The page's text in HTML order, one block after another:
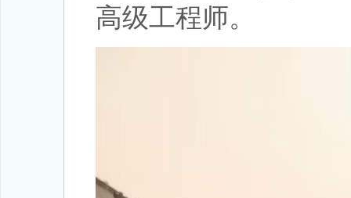
高级工程师。